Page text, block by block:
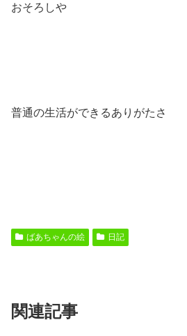
おそろしや
普通の生活ができるありがたさ
ばあちゃんの絵 日記
関連記事